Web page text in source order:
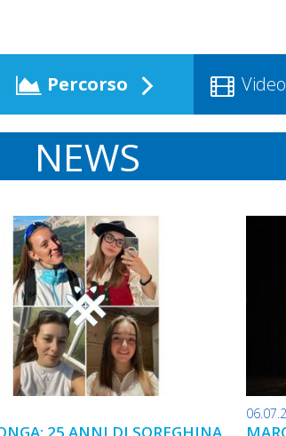
Percorso Video
NEWS
25 ANNI DI SOREGHINA